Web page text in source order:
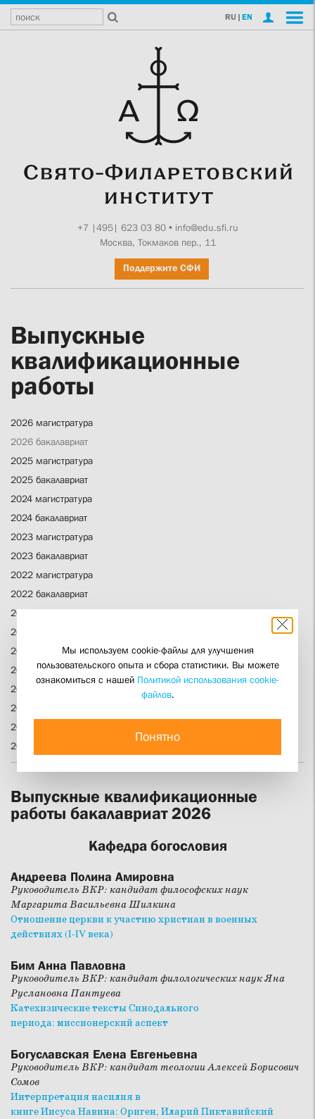
RU | EN
+7 |495| 623 03 80• info@edu.sfi.ru
Москва, Токмаков пер., 11
Поддержите СФИ
Выпускные
квалификационные
работы
2026 магистратура
2026 бакалавриат
2025 магистратура
2025 бакалавриат
2024 магистратура
2024 бакалавриат
2023 магистратура
2023 бакалавриат
2022 магистратура
2022 бакалавриат
2021 бакалавриат
2020 бакалавриат
2019 бакалавриат
2018 бакалавриат
2017 бакалавриат
2016 бакалавриат
2015 бакалавриат
2014 бакалавриат
Выпускные квалификационные
работы бакалавриат 2026
Кафедра богословия
Андреева Полина Амировна
Руководитель ВКР: кандидат философских наук
Маргарита Васильевна Шилкина
Отношение церкви к участию христиан в военных
действиях (I-IV века)
Бим Анна Павловна
Руководитель ВКР: кандидат филологических наук Яна
Руслановна Пантуева
Катехизические тексты Синодального
периода: миссионерский аспект
Богуславская Елена Евгеньевна
Руководитель ВКР: кандидат теологии Алексей Борисович
Сомов
Интерпретация насилия в
книге Иисуса Навина: Ориген, Иларий Пиктавийский
Мы используем cookie-файлы для улучшения
пользовательского опыта и сбора статистики. Вы можете
ознакомиться с нашей Политикой использования cookie-
файлов.
Понятно